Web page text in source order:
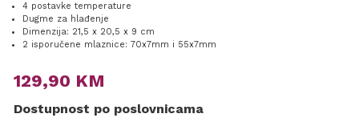
4 postavke temperature
Dugme za hlađenje
Dimenzija: 21,5 x 20,5 x 9 cm
2 isporučene mlaznice: 70x7mm i 55x7mm
129,90 KM
Dostupnost po poslovnicama